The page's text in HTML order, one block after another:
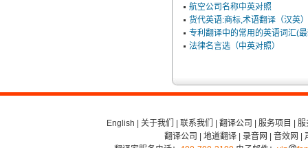
航空公司名称中英对照
货代英语:商标,术语翻译（汉英）
专利翻译中的常用的英语词汇(
法律名言选（中英对照）
English 关于我们 联系我们 翻译公司 服务项目
服
翻译公司
地道翻译| 录音网 音效网